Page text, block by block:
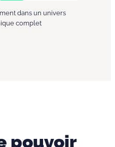
dans un univers
complet
pouvoir